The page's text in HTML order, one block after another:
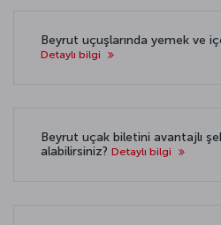
Beyrut uçuşlarında yemek ve
Detaylı bilgi
Beyrut uçak biletini avantajlı
alabilirsiniz? Detaylı bilgi